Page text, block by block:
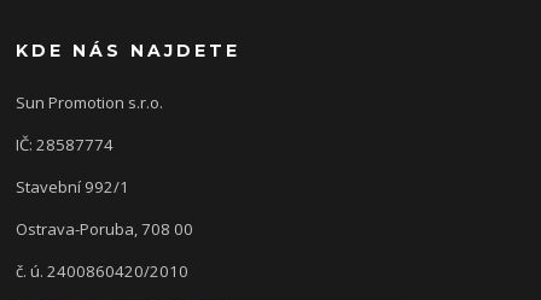
KDE NÁS NAJDETE
Sun Promotion s.r.o.
IČ: 28587774
Stavební 992/1
Ostrava-Poruba, 708 00
č. ú. 2400860420/2010